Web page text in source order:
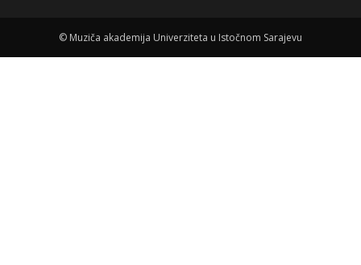
© Muziča akademija Univerziteta u Istočnom Sarajevu